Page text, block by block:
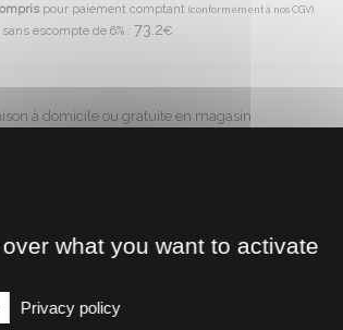
pour paiement comptant (conformément à nos CGV)
escompte de 6% : 73.2€
à domicile ou gratuite en magasin
disponibilitéwhat you want to activate
Privacy policy